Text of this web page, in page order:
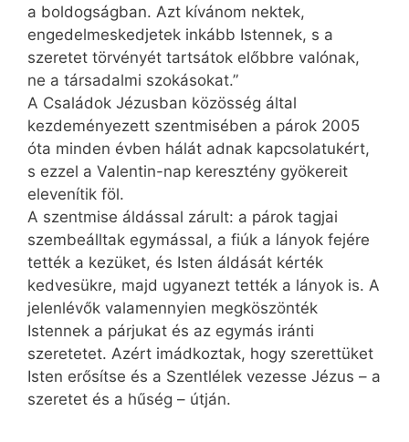
a boldogságban. Azt kívánom nektek,
engedelmeskedjetek inkább Istennek, s a
szeretet törvényét tartsátok előbbre valónak,
ne a társadalmi szokásokat.”
A Családok Jézusban közösség által
kezdeményezett szentmisében a párok 2005
óta minden évben hálát adnak kapcsolatukért,
s ezzel a Valentin-nap keresztény gyökereit
elevenítik föl.
A szentmise áldással zárult: a párok tagjai
szembeálltak egymással, a fiúk a lányok fejére
tették a kezüket, és Isten áldását kérték
kedvesükre, majd ugyanezt tették a lányok is. A
jelenlévők valamennyien megköszönték
Istennek a párjukat és az egymás iránti
szeretetet. Azért imádkoztak, hogy szerettüket
Isten erősítse és a Szentlélek vezesse Jézus – a
szeretet és a hűség – útján.